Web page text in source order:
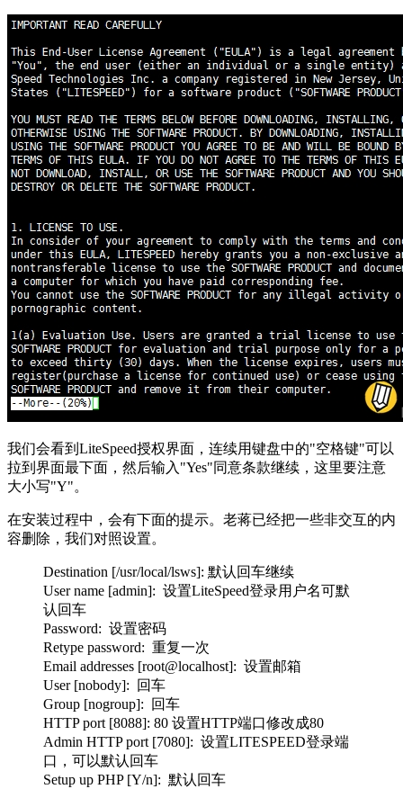
我们会看到LiteSpeed授权界面，连续用键盘中的"空格键"可以
拉到界面最下面，然后输入"Yes"同意条款继续，这里要注意
大小写"Y"。
在安装过程中，会有下面的提示。老蒋已经把一些非交互的内
容删除，我们对照设置。
Destination [/usr/local/lsws]: 默认回车继续
User name [admin]: 设置LiteSpeed登录用户名可默
认回车
Password: 设置密码
Retype password: 重复一次
Email addresses [root@localhost]: 设置邮箱
User [nobody]: 回车
Group [nogroup]: 回车
HTTP port [8088]: 80 设置HTTP端口修改成80
Admin HTTP port [7080]: 设置LITESPEED登录端
口，可以默认回车
Setup up PHP [Y/n]: 默认回车